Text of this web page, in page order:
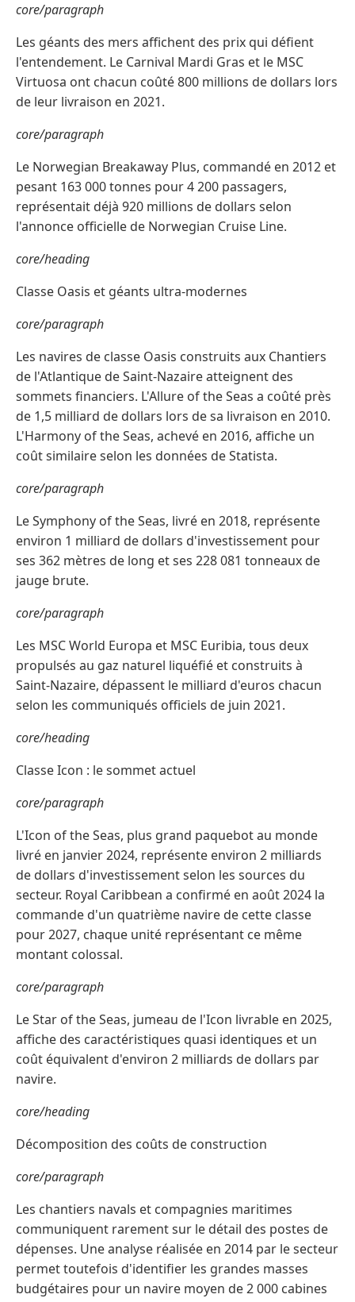
core/paragraph
Les géants des mers affichent des prix qui défient
l'entendement. Le Carnival Mardi Gras et le MSC
Virtuosa ont chacun coûté 800 millions de dollars lors
de leur livraison en 2021.
core/paragraph
Le Norwegian Breakaway Plus, commandé en 2012 et
pesant 163 000 tonnes pour 4 200 passagers,
représentait déjà 920 millions de dollars selon
l'annonce officielle de Norwegian Cruise Line.
core/heading
Classe Oasis et géants ultra-modernes
core/paragraph
Les navires de classe Oasis construits aux Chantiers
de l'Atlantique de Saint-Nazaire atteignent des
sommets financiers. L'Allure of the Seas a coûté près
de 1,5 milliard de dollars lors de sa livraison en 2010.
L'Harmony of the Seas, achevé en 2016, affiche un
coût similaire selon les données de Statista.
core/paragraph
Le Symphony of the Seas, livré en 2018, représente
environ 1 milliard de dollars d'investissement pour
ses 362 mètres de long et ses 228 081 tonneaux de
jauge brute.
core/paragraph
Les MSC World Europa et MSC Euribia, tous deux
propulsés au gaz naturel liquéfié et construits à
Saint-Nazaire, dépassent le milliard d'euros chacun
selon les communiqués officiels de juin 2021.
core/heading
Classe Icon : le sommet actuel
core/paragraph
L'Icon of the Seas, plus grand paquebot au monde
livré en janvier 2024, représente environ 2 milliards
de dollars d'investissement selon les sources du
secteur. Royal Caribbean a confirmé en août 2024 la
commande d'un quatrième navire de cette classe
pour 2027, chaque unité représentant ce même
montant colossal.
core/paragraph
Le Star of the Seas, jumeau de l'Icon livrable en 2025,
affiche des caractéristiques quasi identiques et un
coût équivalent d'environ 2 milliards de dollars par
navire.
core/heading
Décomposition des coûts de construction
core/paragraph
Les chantiers navals et compagnies maritimes
communiquent rarement sur le détail des postes de
dépenses. Une analyse réalisée en 2014 par le secteur
permet toutefois d'identifier les grandes masses
budgétaires pour un navire moyen de 2 000 cabines